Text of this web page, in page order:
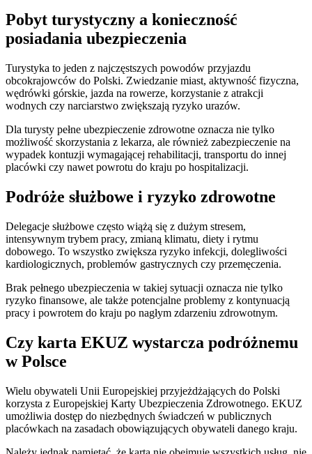
Pobyt turystyczny a konieczność
posiadania ubezpieczenia
Turystyka to jeden z najczęstszych powodów przyjazdu
obcokrajowców do Polski. Zwiedzanie miast, aktywność fizyczna,
wędrówki górskie, jazda na rowerze, korzystanie z atrakcji
wodnych czy narciarstwo zwiększają ryzyko urazów.
Dla turysty pełne ubezpieczenie zdrowotne oznacza nie tylko
możliwość skorzystania z lekarza, ale również zabezpieczenie na
wypadek kontuzji wymagającej rehabilitacji, transportu do innej
placówki czy nawet powrotu do kraju po hospitalizacji.
Podróże służbowe i ryzyko zdrowotne
Delegacje służbowe często wiążą się z dużym stresem,
intensywnym trybem pracy, zmianą klimatu, diety i rytmu
dobowego. To wszystko zwiększa ryzyko infekcji, dolegliwości
kardiologicznych, problemów gastrycznych czy przemęczenia.
Brak pełnego ubezpieczenia w takiej sytuacji oznacza nie tylko
ryzyko finansowe, ale także potencjalne problemy z kontynuacją
pracy i powrotem do kraju po nagłym zdarzeniu zdrowotnym.
Czy karta EKUZ wystarcza podróżnemu
w Polsce
Wielu obywateli Unii Europejskiej przyjeżdżających do Polski
korzysta z Europejskiej Karty Ubezpieczenia Zdrowotnego. EKUZ
umożliwia dostęp do niezbędnych świadczeń w publicznych
placówkach na zasadach obowiązujących obywateli danego kraju.